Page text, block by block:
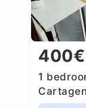
400€
1